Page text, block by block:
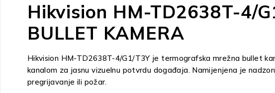
Hikvision HM-TD2638T-4/
BULLET KAMERA
Hikvision HM-TD2638T-4/G1/T3Y je termografska mrežna bullet
kanalom za jasnu vizuelnu potvrdu događaja. Namijenjena je
pregrijavanje ili požar.